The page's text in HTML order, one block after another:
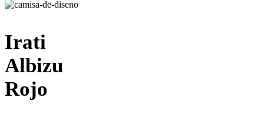
Irati
Albizu
Rojo